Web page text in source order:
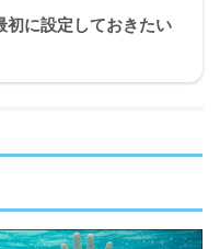
初に設定しておきたい